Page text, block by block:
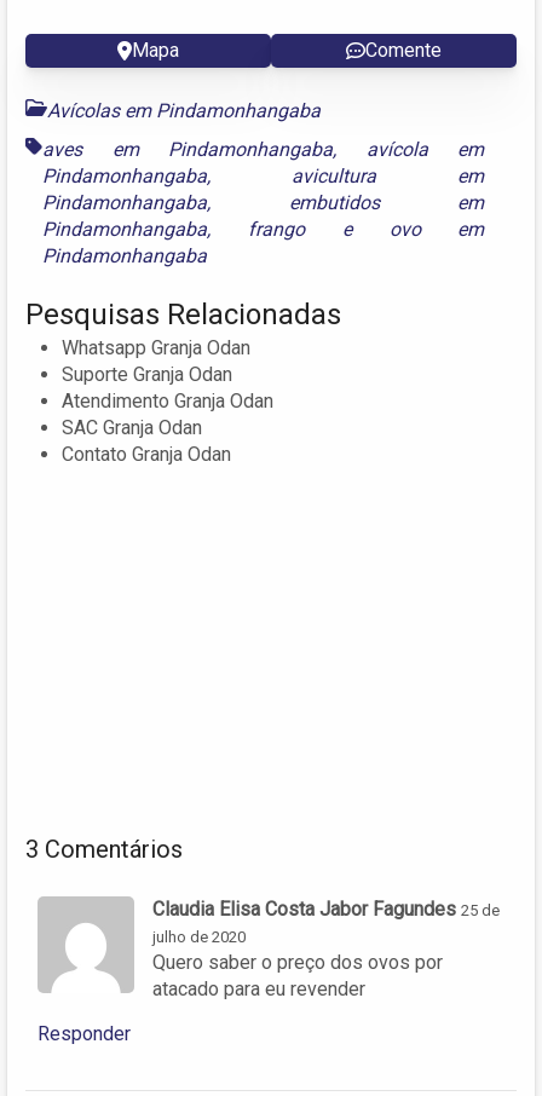
Mapa Comente
Avícolas em Pindamonhangaba
aves em Pindamonhangaba, avícola em
Pindamonhangaba, avicultura em
Pindamonhangaba, embutidos em
Pindamonhangaba, frangoe ovo em
Pindamonhangaba
Pesquisas Relacionadas
Whatsapp Granja Odan
Suporte Granja Odan
Atendimento Granja Odan
SAC Granja Odan
Contato Granja Odan
3 Comentários
Claudia Elisa Costa Jabor Fagundes 25 de
julho de 2020
Quero saber o preço dos ovos por
atacado para eu revender
Responder